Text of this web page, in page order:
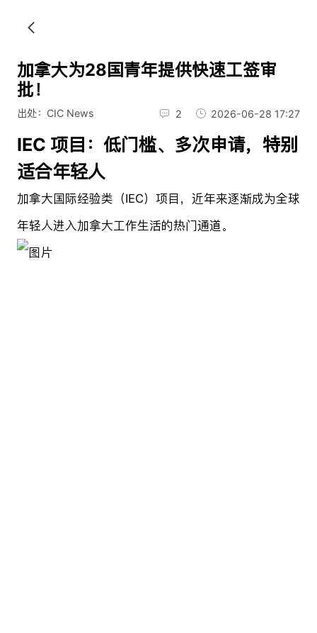
加拿大为28国青年提供快速工签审
批！
出处：CIC News 2 2026-06-28 17:27
IEC 项目：低门槛、多次申请，特别
适合年轻人
加拿大国际经验类（IEC）项目，近年来逐渐成为全球
年轻人进入加拿大工作生活的热门通道。